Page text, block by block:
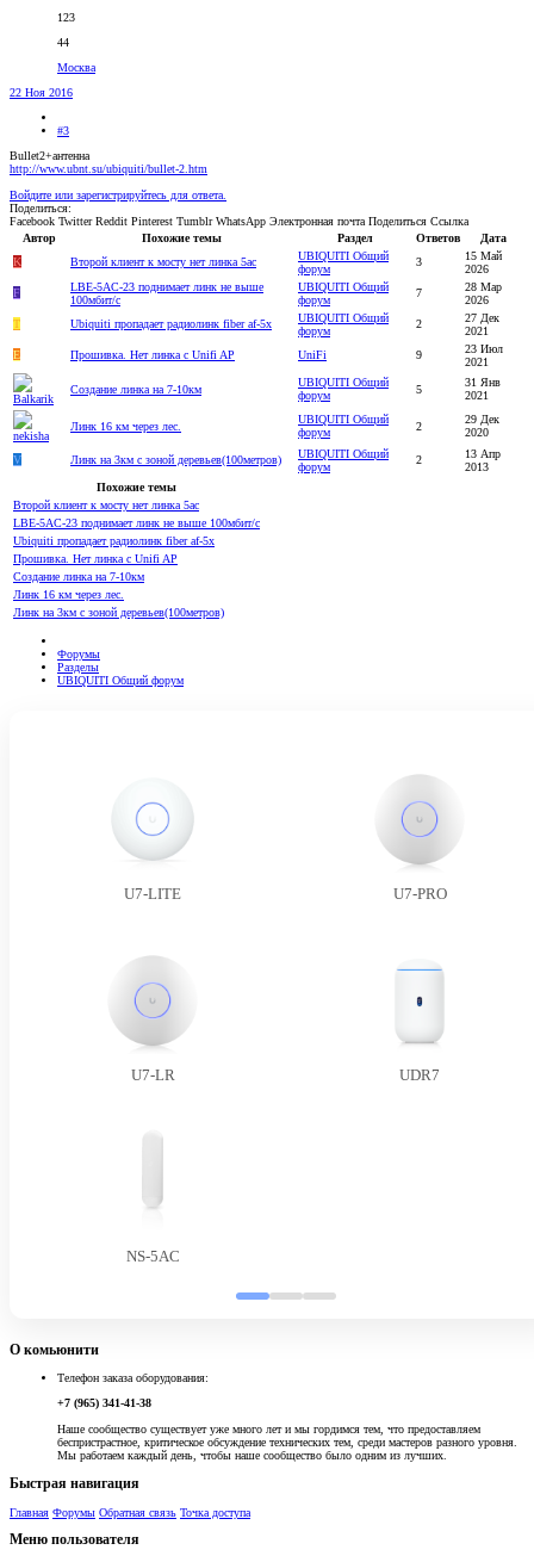
123
44
Москва
22 Ноя 2016
#3
Bullet2+антенна
http://www.ubnt.su/ubiquiti/bullet-2.htm
Войдите или зарегистрируйтесь для ответа.
Поделиться:
Facebook Twitter Reddit Pinterest Tumblr WhatsApp Электронная почта Поделиться Ссылка
Автор
Похожие темы Раздел Ответов
Дата
K
Второй клиент к мосту нет линка 5ac
UBIQUITI Общий
форум
3
15 Май
2026
F
LBE-5AC-23 поднимает линк не выше
100мбит/с
UBIQUITI Общий
форум
7
28 Мар
2026
T
Ubiquiti пропадает радиолинк fiber af-5x
UBIQUITI Общий
форум
2
27 Дек
2021
E
Прошивка. Нет линка с Unifi AP UniFi 9
23 Июл
2021
Создание линка на 7-10км
UBIQUITI Общий
форум
5
31 Янв
2021
Линк 16 км через лес.
UBIQUITI Общий
форум
2
29 Дек
2020
V Линк на 3км с зоной деревьев(100метров)
UBIQUITI Общий
форум
2
13 Апр
2013
Похожие темы
Второй клиент к мосту нет линка 5ac
LBE-5AC-23 поднимает линк не выше 100мбит/с
Ubiquiti пропадает радиолинк fiber af-5x
Прошивка. Нет линка с Unifi AP
Создание линка на 7-10км
Линк 16 км через лес.
Линк на 3км с зоной деревьев(100метров)
Форумы
Разделы
UBIQUITI Общий форум
U7-LITE U7-PRO
U7-LR UDR7
NS-5AC
О комьюнити
Телефон заказа оборудования:
+7 (965) 341-41-38
Наше сообщество существует уже много лет и мы гордимся тем, что предоставляем
беспристрастное, критическое обсуждение технических тем, среди мастеров разного уровня.
Мы работаем каждый день, чтобы наше сообщество было одним из лучших.
Быстрая навигация
Главная Форумы Обратная связь Точка доступа
Меню пользователя